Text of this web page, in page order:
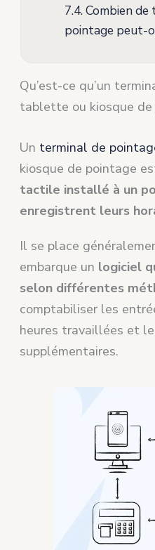
7.4.Combien de
pointage peut-
Qu’est-ce qu’un
tablette ou kiosque de
Un terminal de
kiosque de pointage
tactile installé à un
enregistrent leurs
Il se place
embarque un logiciel
selon différentes
comptabiliser les
heures travaillées et
supplémentaires.